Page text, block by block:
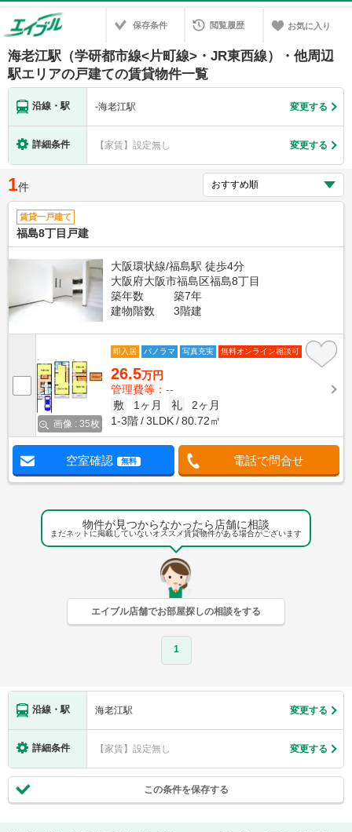
保存条件 閲覧履歴 お気に入り
海老江駅（学研都市線<片町線>・JR東西線）・他周辺
駅エリアの戸建ての賃貸物件一覧
沿線・駅 -海老江駅 変更する
詳細条件 【家賃】設定無し 変更する
1件
賃貸一戸建て
福島8丁目戸建
大阪環状線/福島駅 徒歩4分
大阪府大阪市福島区福島8丁目
築年数
築7年
建物階数
3階建
画像 : 35枚
即入居 パノラマ 写真充実 無料オンライン相談可
26.5万円
管理費等：--
敷
1ヶ月 礼
2ヶ月
1-3階
3LDK 80.72㎡
空室確認 無料 電話で問合せ
物件が見つからなかったら店舗に相談
まだネットに掲載していないオススメ賃貸物件がある場合がございます
エイブル店舗でお部屋探しの相談をする
1
沿線・駅 海老江駅 変更する
詳細条件 【家賃】設定無し 変更する
この条件を保存する